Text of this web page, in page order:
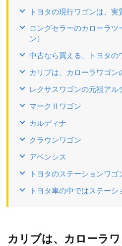
トヨタの現行ワゴンは、実
ロングセラーのカローラ
ン）
中古なら買える、トヨタの
カリブは、カローラワゴン
レクサスワゴンの元祖アル
マークⅡワゴン
カルディナ
クラウンワゴン
アベンシス
トヨタのステーションワゴ
トヨタ車の中ではステーシ
カリブは、カローラワ